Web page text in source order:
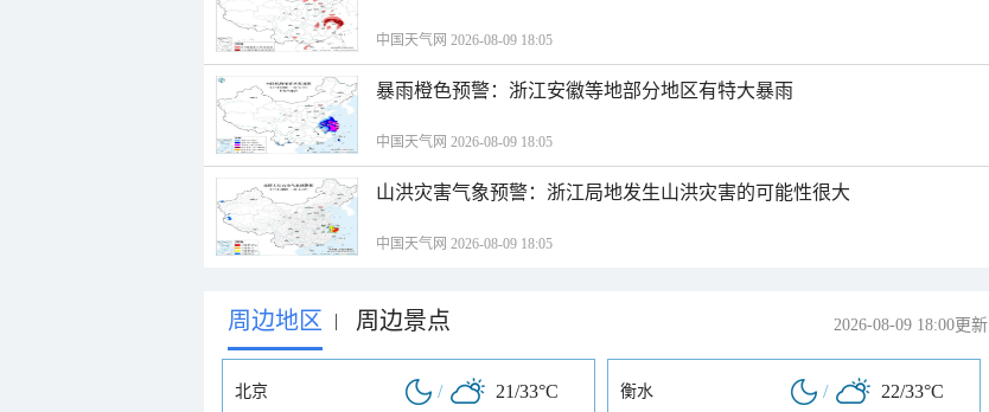
中国天气网 2026-08-09 18:05
暴雨橙色预警：浙江安徽等地部分地区有特大暴雨
中国天气网 2026-08-09 18:05
山洪灾害气象预警：浙江局地发生山洪灾害的可能性很大
中国天气网 2026-08-09 18:05
周边地区 | 周边景点 2026-08-09 18:00更新
北京 / 21/33°C 衡水 / 22/33°C